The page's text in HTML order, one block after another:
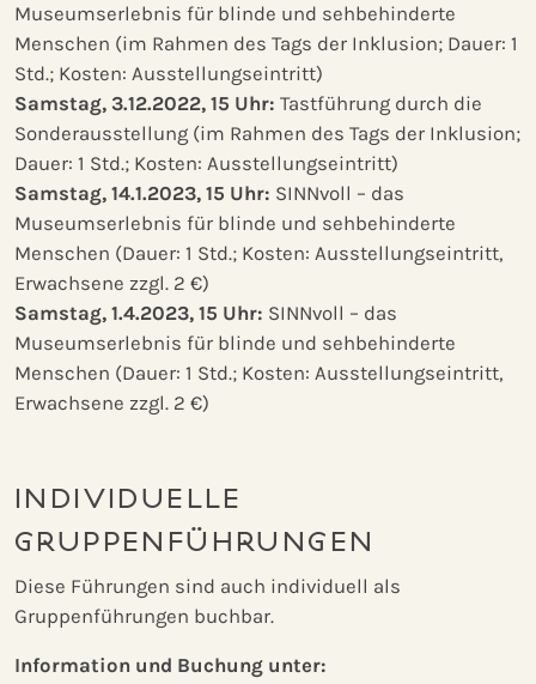
Museumserlebnis für blinde und sehbehinderte
Menschen (im Rahmen des Tags der Inklusion; Dauer: 1
Std.; Kosten: Ausstellungseintritt)
Samstag, 3.12.2022, 15 Uhr: Tastführung durch die
Sonderausstellung (im Rahmen des Tags der Inklusion;
Dauer: 1 Std.; Kosten: Ausstellungseintritt)
Samstag, 14.1.2023, 15 Uhr: SINNvoll – das
Museumserlebnis für blinde und sehbehinderte
Menschen (Dauer: 1 Std.; Kosten: Ausstellungseintritt,
Erwachsene zzgl. 2 €)
Samstag, 1.4.2023, 15 Uhr: SINNvoll – das
Museumserlebnis für blinde und sehbehinderte
Menschen (Dauer: 1 Std.; Kosten: Ausstellungseintritt,
Erwachsene zzgl. 2 €)
INDIVIDUELLE
GRUPPENFÜHRUNGEN
Diese Führungen sind auch individuell als
Gruppenführungen buchbar.
Information und Buchung unter: